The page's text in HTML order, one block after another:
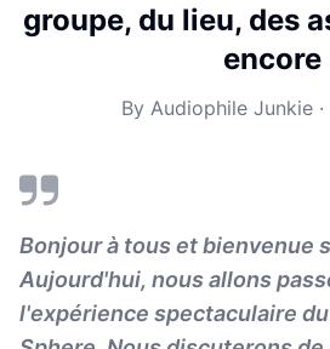
groupe, du lieu, des
encore
By Audiophile Junkie ·
Bonjour à tous et bienvenue
Aujourd'hui, nous allons
l'expérience spectaculaire